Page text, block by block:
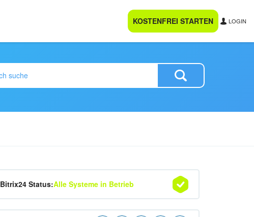
KOSTENFREI STARTEN LOGIN
Bitrix24 Status:Alle Systeme in Betrieb